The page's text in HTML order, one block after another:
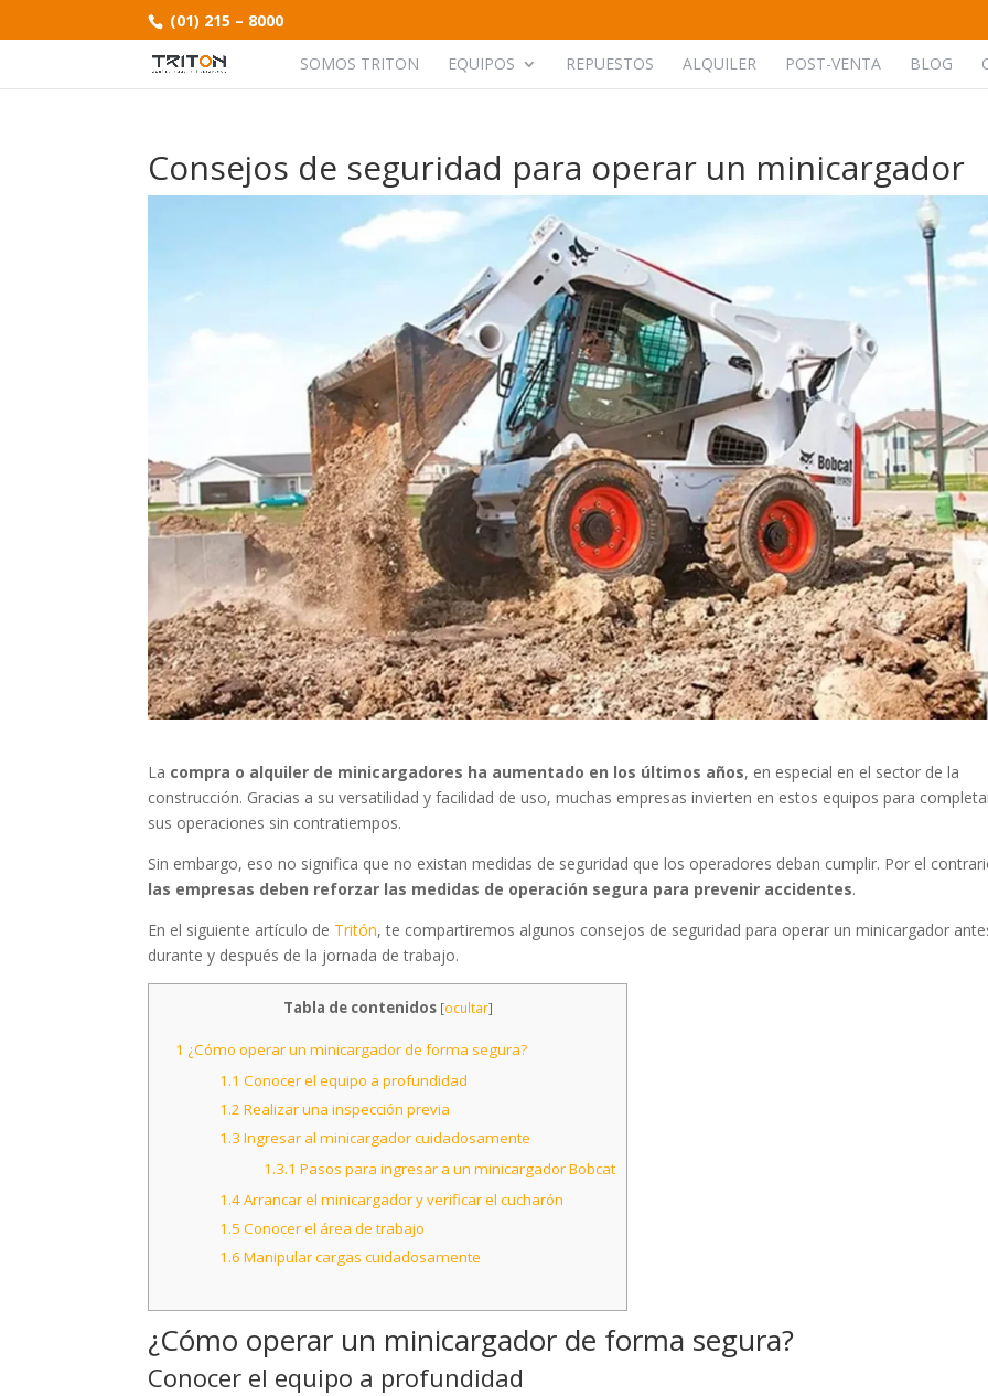
(01) 215 – 8000
SOMOS TRITON EQUIPOS REPUESTOS ALQUILER POST-VENTA BLOG
Consejos de seguridad para operar un minicargador
La compra o alquiler de minicargadores ha aumentado en los últimos años, en especial en el sector de la
construcción. Gracias a su versatilidad y facilidad de uso, muchas empresas invierten en estos equipos para
sus operaciones sin contratiempos.
Sin embargo, eso no significa que no existan medidas de seguridad que los operadores deban cumplir. Por el
las empresas deben reforzar las medidas de operación segura para prevenir accidentes.
En el siguiente artículo de Tritón, te compartiremos algunos consejos de seguridad para operar un minicargador
durante y después de la jornada de trabajo.
Tabla de contenidos [ocultar]
1 ¿Cómo operar un minicargador de forma segura?
1.1 Conocer el equipo a profundidad
1.2 Realizar una inspección previa
1.3 Ingresar al minicargador cuidadosamente
1.3.1 Pasos para ingresar a un minicargador Bobcat
1.4Arrancar el minicargador y verificar el cucharón
1.5 Conocer el área de trabajo
1.6 Manipular cargas cuidadosamente
¿Cómo operar un minicargador de forma segura?
Conocer el equipo a profundidad